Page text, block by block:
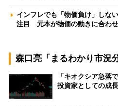
インフレでも「物価負け」しな
注目 元本が物価の動きに合わ
森口亮「まるわかり市況
「キオクシア急落
投資家としての成